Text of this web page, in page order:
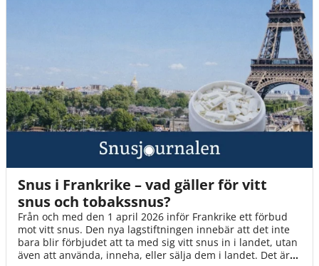
Snus i Frankrike – vad gäller för vitt
snus och tobakssnus?
Från och med den 1 april 2026 inför Frankrike ett förbud
mot vitt snus. Den nya lagstiftningen innebär att det inte
bara blir förbjudet att ta med sig vitt snus in i landet, utan
även att använda, inneha, eller sälja dem i landet. Det är